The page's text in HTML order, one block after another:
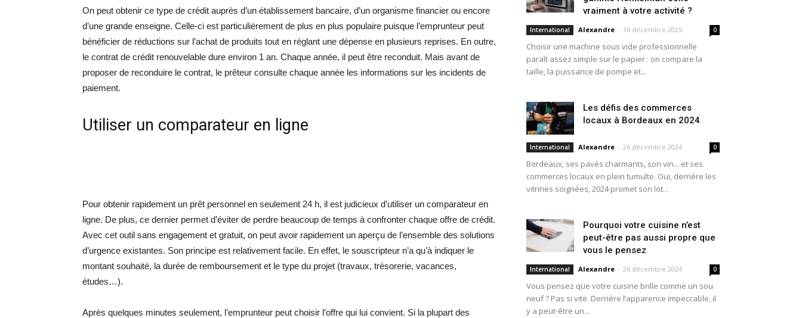
On peut obtenir ce type de crédit auprès d’un établissement bancaire, d’un organisme financier ou encore
d’une grande enseigne. Celle-ci est particulièrement de plus en plus populaire puisque l’emprunteur peut
bénéficier de réductions sur l’achat de produits tout en réglant une dépense en plusieurs reprises. En outre,
le contrat de crédit renouvelable dure environ 1 an. Chaque année, il peut être reconduit. Mais avant de
proposer de reconduire le contrat, le prêteur consulte chaque année les informations sur les incidents de
paiement.
Utiliser un comparateur en ligne
Pour obtenir rapidement un prêt personnel en seulement 24 h, il est judicieux d’utiliser un comparateur en
ligne. De plus, ce dernier permet d’éviter de perdre beaucoup de temps à confronter chaque offre de crédit.
Avec cet outil sans engagement et gratuit, on peut avoir rapidement un aperçu de l’ensemble des solutions
d’urgence existantes. Son principe est relativement facile. En effet, le souscripteur n’a qu’à indiquer le
montant souhaité, la durée de remboursement et le type du projet (travaux, trésorerie, vacances,
études…).
Après quelques minutes seulement, l’emprunteur peut choisir l’offre qui lui convient. Si la plupart des
vraiment à votre activité ?
International Alexandre - 16 décembre 2025 0
Choisir une machine sous vide professionnelle
paraît assez simple sur le papier : on compare la
taille, la puissance de pompe et...
Les défis des commerces
locaux à Bordeaux en 2024
International Alexandre - 26 décembre 2024 0
Bordeaux, ses pavés charmants, son vin... et ses
commerces locaux en plein tumulte. Oui, derrière les
vitrines soignées, 2024 promet son lot...
Pourquoi votre cuisine n’est
peut-être pas aussi propre que
vous le pensez
International Alexandre - 26 décembre 2024 0
Vous pensez que votre cuisine brille comme un sou
neuf ? Pas si vite. Derrière l’apparence impeccable, il
y a peut-être un...